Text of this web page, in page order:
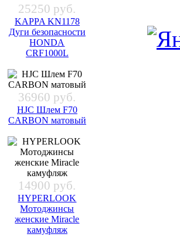
25250 руб.
KAPPA KN1178
Дуги безопасности
HONDA
CRF1000L
36960 руб.
HJC Шлем F70
CARBON матовый
14900 руб.
HYPERLOOK
Мотоджинсы
женские Miracle
камуфляж